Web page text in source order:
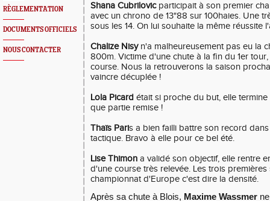
RÈGLEMENTATION
DOCUMENTS OFFICIELS
NOUS CONTACTER
Shana Cubrilovicparticipait à son premier
avec un chrono de 13"88 sur 100haies. Une
sous les 14. On lui souhaite la même réussite
Chalize Nisy n'a malheureusement pas eu la
800m. Victime d'une chute à la fin du 1er
course. Nous la retrouverons la saison
vaincre décuplée !
Lola Picard était si proche du but, elle termine
que partie remise !
Thaïs Paris a bien failli battre son record
tactique. Bravo à elle pour ce bel été.
Lise Thimon a validé son objectif, elle rentre
d'une course très relevée. Les trois
championnat d'Europe c'est dire la densité.
Après sa chute à Blois, Maxime Wassmer